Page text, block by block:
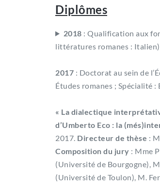
Diplômes
2018 : Qualification aux
littératures romanes :
2017 : Doctorat au sein de
Études romanes ; Spécialité
« La dialectique
d’Umberto Eco : la
2017. Directeur de thèse :
Composition du jury : Mme
(Université de Bourgogne),
(Université de Toulon), M.